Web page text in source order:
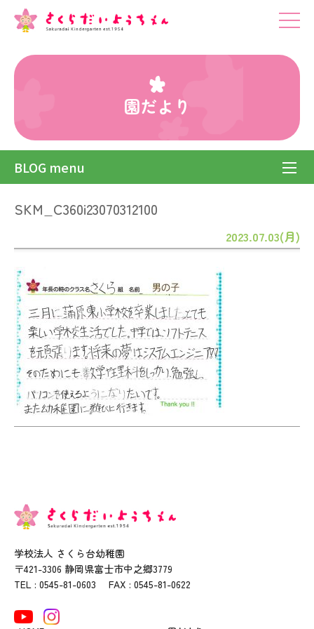
園だより
BLOG menu
SKM_C360i23070312100
2023.07.03(月)
学校法人 さくら台幼稚園
〒421-3306 静岡県富士市中之郷3779
TEL : 0545-81-0603 FAX : 0545-81-0622